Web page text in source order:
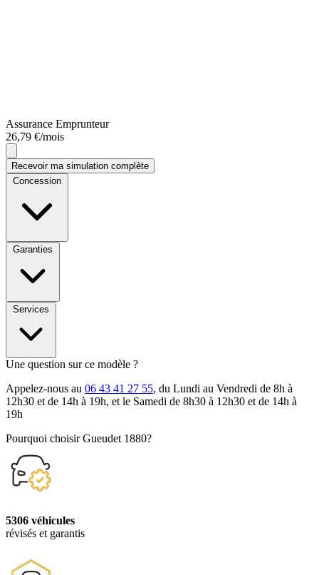
Assurance Emprunteur
26,79 €/mois
Recevoir ma simulation complète
Concession
Garanties
Services
Une question sur ce modèle ?
Appelez-nous au 06 43 41 27 55, du Lundi au Vendredi de 8h à
12h30 et de 14h à 19h, et le Samedi de 8h30 à 12h30 et de 14h à
19h
Pourquoi choisir Gueudet 1880?
5306 véhicules
révisés et garantis